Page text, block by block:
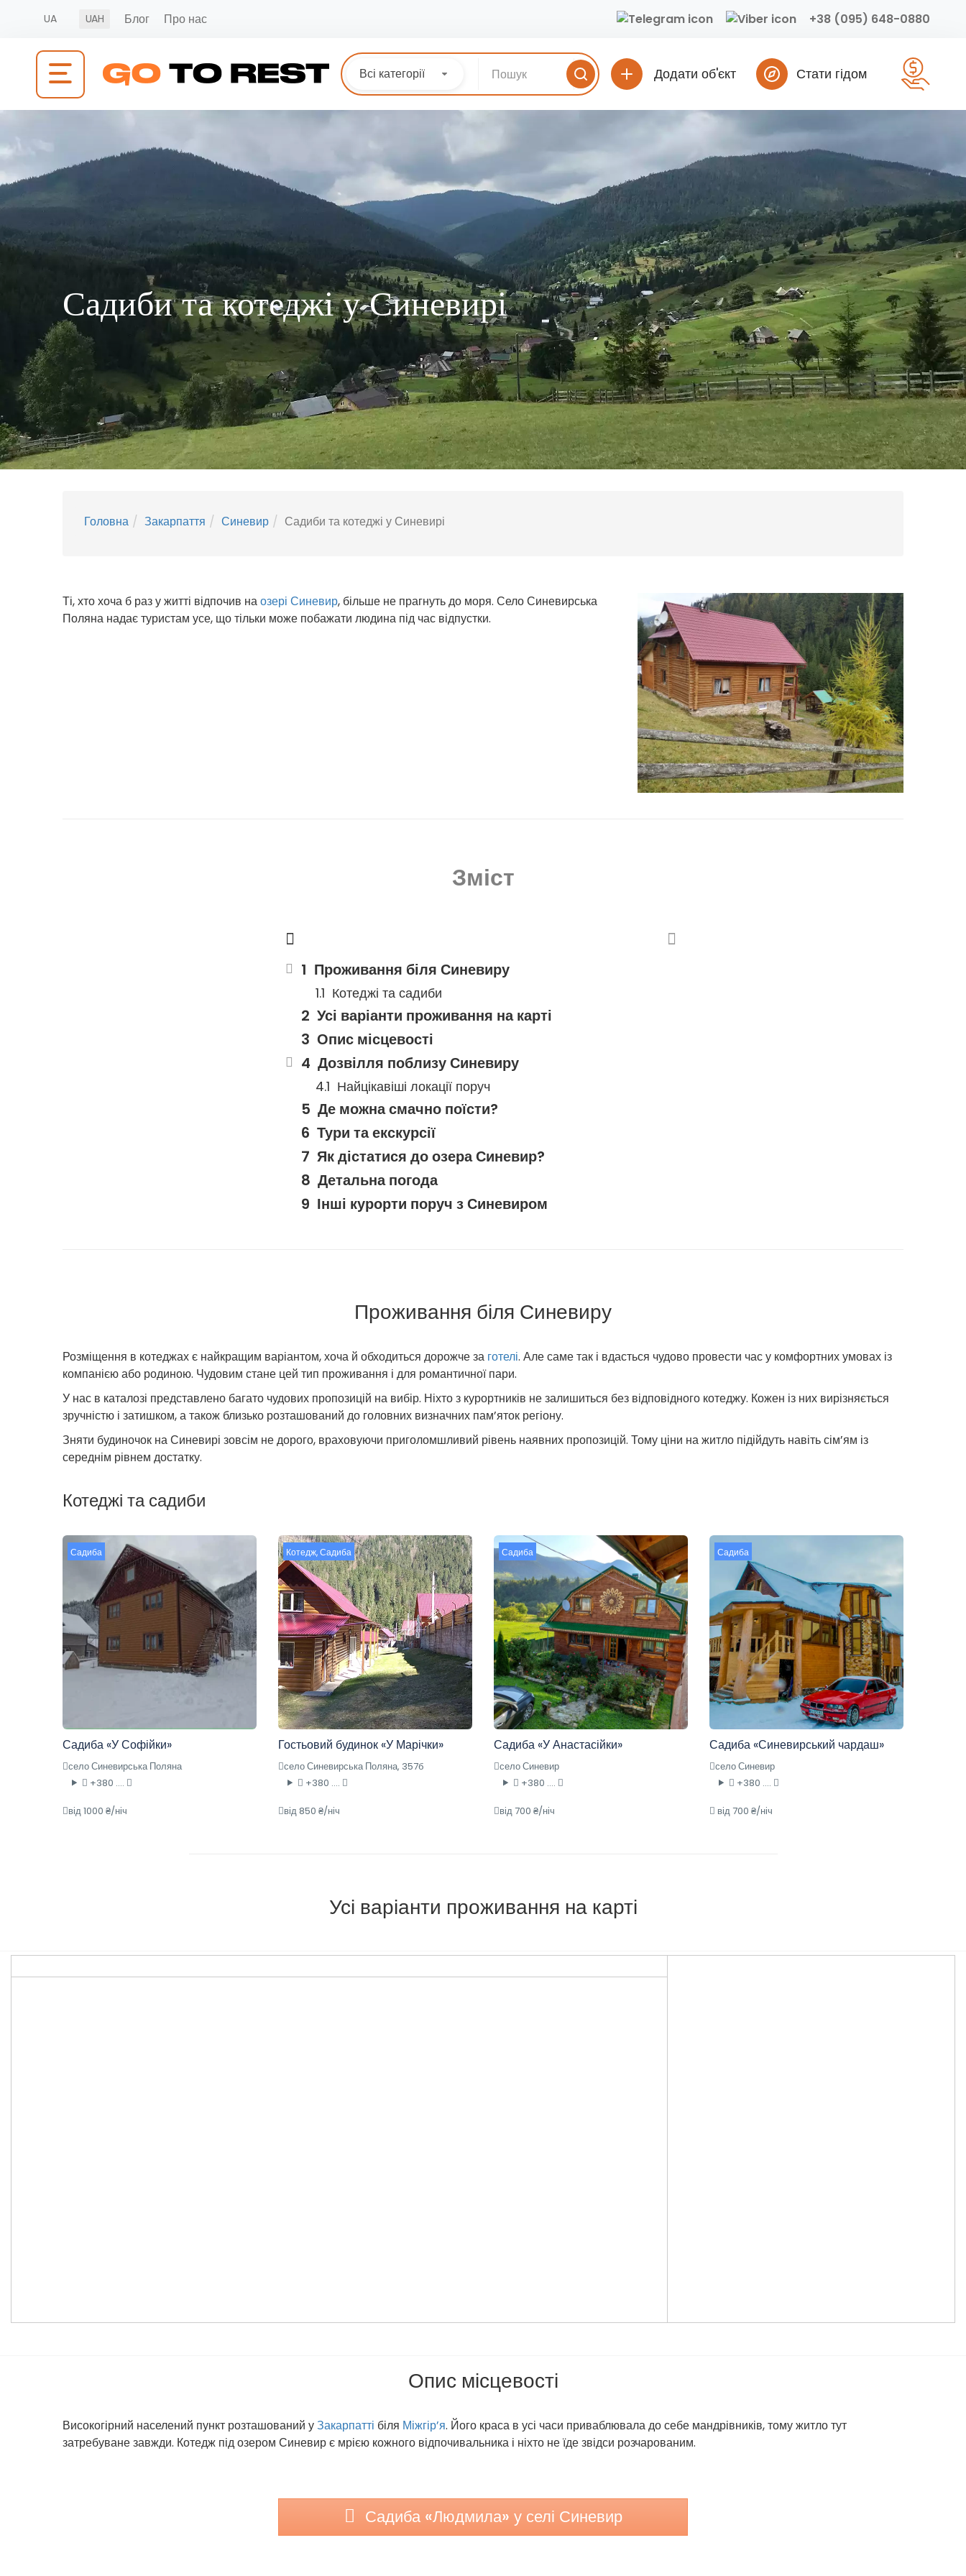
UA UAH Блог Про нас +38 (095) 648-0880
Всі категорії Додати об'єкт Стати гідом
Садиби та котеджі у Синевирі
Головна Закарпаття Синевир Садиби та котеджі у Синевирі
Ті, хто хоча б раз у житті відпочив наозері Синевир, більше не прагнуть до моря. Село Синевирська
Поляна надає туристам усе, що тільки може побажати людина під час відпустки.
Зміст
Проживання біля Синевиру
Котеджі та садиби
Усі варіанти проживання на карті
Опис місцевості
Дозвілля поблизу Синевиру
Найцікавіші локації поруч
Де можна смачно поїсти?
Тури та екскурсії
Як дістатися до озера Синевир?
Детальна погода
Інші курорти поруч з Синевиром
Проживання біля Синевиру
Розміщення в котеджах є найкращим варіантом, хоча й обходиться дорожче за готелі. Але саме так і вдасться чудово провести час у комфортних умовах із
компанією або родиною. Чудовим стане цей тип проживання і для романтичної пари.
У нас в каталозі представлено багато чудових пропозицій на вибір. Ніхто з курортників не залишиться без відповідного котеджу. Кожен із них вирізняється
зручністю і затишком, а також близько розташований до головних визначних пам’яток регіону.
Зняти будиночок на Синевирі зовсім не дорого, враховуючи приголомшливий рівень наявних пропозицій. Тому ціни на житло підійдуть навіть сім’ям із
середнім рівнем достатку.
Котеджі та садиби
Садиба
Садиба «У Софійки»
село Синевирська Поляна
+380 ....
від 1000 ₴/ніч
Котедж,Садиба
Гостьовий будинок «У Марічки»
село Синевирська Поляна, 357б
+380 ....
від 850 ₴/ніч
Садиба
Садиба «У Анастасійки»
село Синевир
+380 ....
від 700 ₴/ніч
Садиба
Садиба «Синевирський чардаш»
село Синевир
+380 ....
від 700 ₴/ніч
Усі варіанти проживання на карті
Опис місцевості
Високогірний населений пункт розташований уЗакарпатті біля Міжгір’я. Його краса в усі часи приваблювала до себе мандрівників, тому житло тут
затребуване завжди. Котедж під озером Синевир є мрією кожного відпочивальника і ніхто не їде звідси розчарованим.
Садиба «Людмила» у селі Синевир